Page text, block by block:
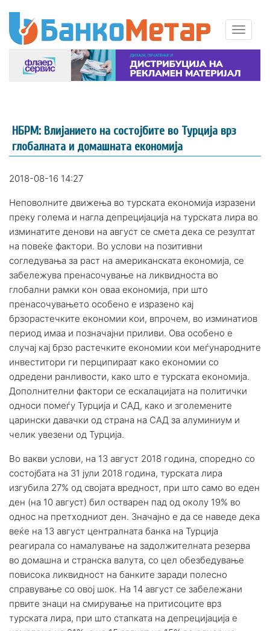
НБРМ: Влијанието на состојбите во Турција врз
глобалната и домашната економија
2018-08-16 14:27
Неповолните движења во турската економија изразени
преку голема и нагла депрецијација на турската лира во
изминатите денови на август се смета дека се резултат
на повеќе фактори. Во услови на позитивни
согледувања за раст на американската економија, се
забележува пренасочување на ликвидноста во
глобални рамки кон оваа економија, при што
пренасочувањето особено е изразено кај
брзорастечките економии кои, впрочем, во изминатиов
период имаа и позначајни приливи. Ова особено е
случај кај брзо растечките економии кои меѓународните
инвеститори ги перципираат како економии со
одредени ранливости, како што е турската економија.
Дополнителни фактори се ескалацијата на политички
односи помеѓу Турција и САД, како и зголемените
царински давачки од страна на САД за алуминиум и
челик увезени од Турција.
Во вакви услови, на 13 август 2018 година, споредно со
состојбата на 31 јули 2018 година, турската лира
изгубила 27% од својата вредност, при што само во еден
ден (на 10 август) бил остварен пад од околу 19% во
однос на претходниот ден. Значајно е да се наведе дека
веќе на 13 август централната банка на Турција
реагирала со намалување на задолжителната резерва
во домашна и странска валута, со цел обезбедување
повисока ликвидност на банките заради полесно
справување со овој шок. На 14 август се забележани
првите знаци на смирување на притисоците врз
турската лира, при што стапката на депрецијација е